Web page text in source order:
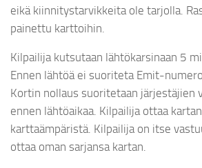
eikä kiinnitystarvikkeita ole tarjolla.
painettu karttoihin.
Kilpailija kutsutaan lähtökarsinaan 5
Ennen lähtöä ei suoriteta Emit-
Kortin nollaus suoritetaan järjestäjien
ennen lähtöaikaa. Kilpailija ottaa
karttaämpäristä. Kilpailija on itse
ottaa oman sarjansa kartan.